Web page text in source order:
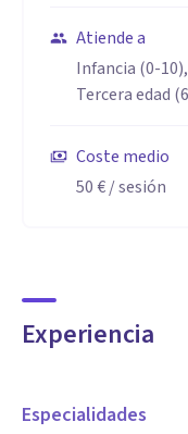
Atiende a
Infancia (0-
Tercera edad
Coste medio
50 €/ sesión
Experiencia
Especialidades